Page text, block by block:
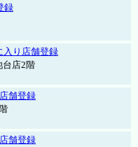
録
入り店舗登録
台店2階
舗登録
舗登録